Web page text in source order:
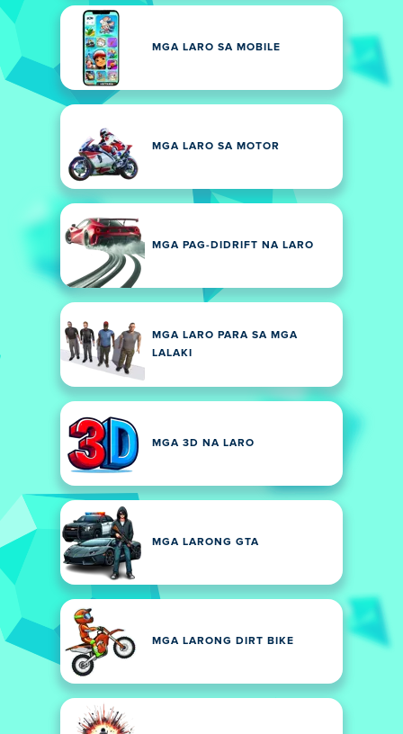
MGA LARO SA MOBILE
MGA LARO SA MOTOR
MGA PAG-DIDRIFT NA LARO
MGA LARO PARA SA MGA
LALAKI
MGA 3D NA LARO
MGA LARONG GTA
MGA LARONG DIRT BIKE